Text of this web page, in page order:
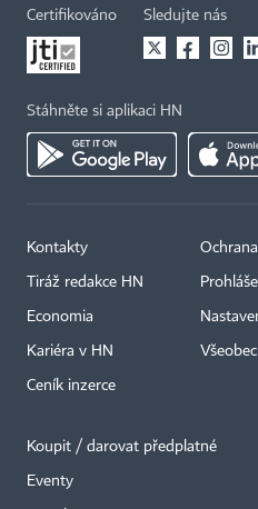
Certifikováno Sledujte nás
Stáhněte si aplikaci HN
Kontakty
Tiráž redakce HN
Economia
Kariéra v HN
Ceník inzerce
Koupit / darovat předplatné
Eventy